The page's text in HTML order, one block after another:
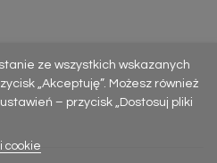
ze wszystkich wskazanych
„Akceptuję”. Możesz również
– przycisk „Dostosuj pliki
cookie